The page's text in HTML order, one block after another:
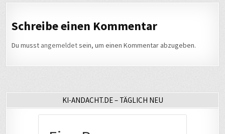
Schreibe einen Kommentar
Du musst angemeldetsein, um einen Kommentar abzugeben.
KI-ANDACHT.DE – TÄGLICH NEU